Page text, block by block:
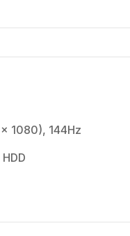
1080), 144Hz